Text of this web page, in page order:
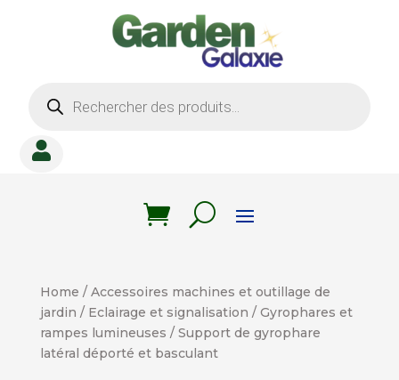
produits

Home / Accessoires machines et outillage de
jardin / Eclairage et signalisation / Gyrophares et
rampes lumineuses / Support de gyrophare
latéral déporté et basculant